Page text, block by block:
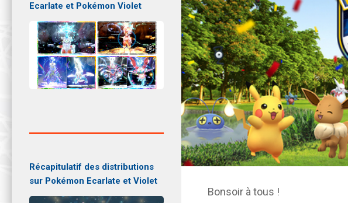
Bonsoir à tous !
Ecarlate et Pokémon Violet
Récapitulatif des distributions
sur Pokémon Ecarlate et Violet